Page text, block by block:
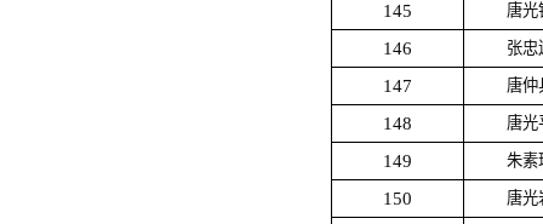
145 唐光
146 张忠
147 唐仲
148 唐光
149 朱素
150 唐光